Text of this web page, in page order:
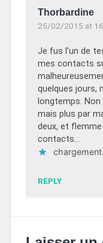
Thorbardine
25/02/2015 at
Je fus l’un de
mes contacts
quelques jours,
longtemps.
mais plus par
deux, et
contacts…
REPLY